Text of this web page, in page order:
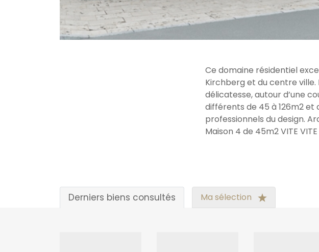
Ce domaine résidentiel
Kirchberg et du centre ville.
délicatesse, autour d’une
différents de 45 à 126m2
professionnels du design.
Maison 4 de 45m2 VITE
Derniers biens consultés Ma sélection